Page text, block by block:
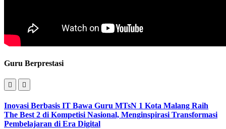
Guru Berprestasi
Inovasi Berbasis IT Bawa Guru MTsN 1 Kota Malang Raih
The Best 2 di Kompetisi Nasional, Menginspirasi Transformasi
Pembelajaran di Era Digital